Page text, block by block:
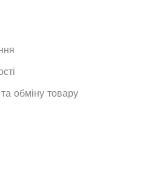
обміну товару